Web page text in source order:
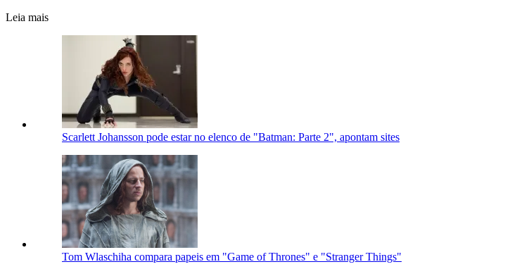
Leia mais
Scarlett Johansson pode estar no elenco de "Batman: Parte 2", apontam sites
Tom Wlaschiha compara papeis em "Game of Thrones" e "Stranger Things"